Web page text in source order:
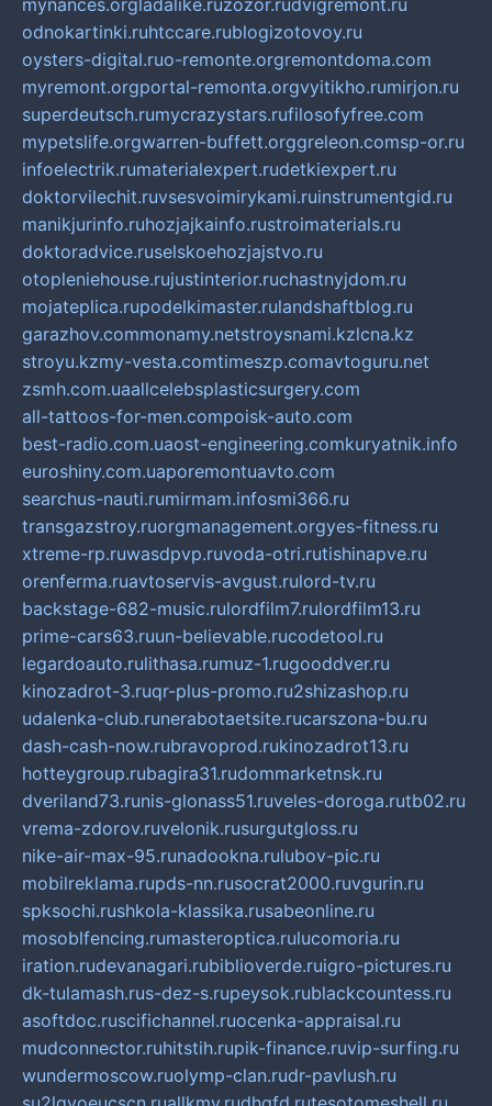
mynances.orgladalike.ruzozor.rudvigremont.ru
odnokartinki.ruhtccare.rublogizotovoy.ru
oysters-digital.ruo-remonte.orgremontdoma.com
myremont.orgportal-remonta.orgvyitikho.rumirjon.ru
superdeutsch.rumycrazystars.rufilosofyfree.com
mypetslife.orgwarren-buffett.orggreleon.comsp-or.ru
infoelectrik.rumaterialexpert.rudetkiexpert.ru
doktorvilechit.ruvsesvoimirykami.ruinstrumentgid.ru
manikjurinfo.ruhozjajkainfo.rustroimaterials.ru
doktoradvice.ruselskoehozjajstvo.ru
otopleniehouse.rujustinterior.ruchastnyjdom.ru
mojateplica.rupodelkimaster.rulandshaftblog.ru
garazhov.commonamy.netstroysnami.kzlcna.kz
stroyu.kzmy-vesta.comtimeszp.comavtoguru.net
zsmh.com.uaallcelebsplasticsurgery.com
all-tattoos-for-men.compoisk-auto.com
best-radio.com.uaost-engineering.comkuryatnik.info
euroshiny.com.uaporemontuavto.com
searchus-nauti.rumirmam.infosmi366.ru
transgazstroy.ruorgmanagement.orgyes-fitness.ru
xtreme-rp.ruwasdpvp.ruvoda-otri.rutishinapve.ru
orenferma.ruavtoservis-avgust.rulord-tv.ru
backstage-682-music.rulordfilm7.rulordfilm13.ru
prime-cars63.ruun-believable.rucodetool.ru
legardoauto.rulithasa.rumuz-1.rugooddver.ru
kinozadrot-3.ruqr-plus-promo.ru2shizashop.ru
udalenka-club.runerabotaetsite.rucarszona-bu.ru
dash-cash-now.rubravoprod.rukinozadrot13.ru
hotteygroup.rubagira31.rudommarketnsk.ru
dveriland73.runis-glonass51.ruveles-doroga.rutb02.ru
vrema-zdorov.ruvelonik.rusurgutgloss.ru
nike-air-max-95.runadookna.rulubov-pic.ru
mobilreklama.rupds-nn.rusocrat2000.ruvgurin.ru
spksochi.rushkola-klassika.rusabeonline.ru
mosoblfencing.rumasteroptica.rulucomoria.ru
iration.rudevanagari.rubiblioverde.ruigro-pictures.ru
dk-tulamash.rus-dez-s.rupeysok.rublackcountess.ru
asoftdoc.ruscifichannel.ruocenka-appraisal.ru
mudconnector.ruhitstih.rupik-finance.ruvip-surfing.ru
wundermoscow.ruolymp-clan.rudr-pavlush.ru